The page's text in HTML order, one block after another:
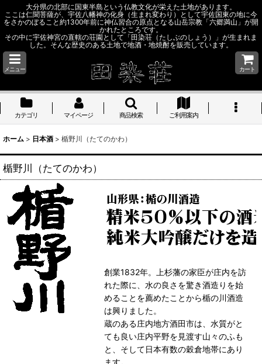
大分県の北部に国東半島という仏教文化が栄えた土地があります。
ここは仁聞菩薩が、宇佐八幡神の化身（生まれ変わり）として宇佐国東の地に今
をさかのぼること約1300年前に神仏習合の原点となる山岳宗教「六郷満山」が開
かれたところです。
その中に宇佐神宮の直轄の荘園として「田染荘（たしぶのしょう）」が生まれま
した。そんな歴史のある土地で地酒・地焼酎を販売しています。
メニュー カート
カテゴリ マイページ 商品検索 ご利用案内
ホーム > 日本酒 > 楯野川（たてのかわ）
楯野川（たてのかわ）
創業1832年。上杉藩の家臣が庄内を訪
れた際に、水の良さを驚き酒造りを始
めることを薦めたことから楯の川酒造
は興りました。
蔵のある庄内地方酒田市は、水質がと
ても良い庄内平野を見渡す山々のふも
と、そして日本有数の穀倉地帯にあり
ます。